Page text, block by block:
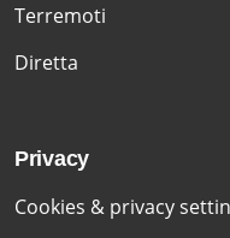
Terremoti
Diretta
Privacy
Cookies & privacy